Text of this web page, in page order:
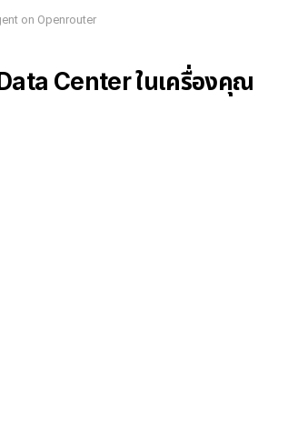
on Openrouter
Center ในเครื่องคุณ